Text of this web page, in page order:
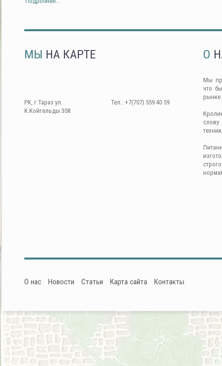
МЫ НА КАРТЕ
РК, г.Тараз ул.
К.Койгельды 308
Тел.: +7(707) 559 40 59
О
Мы
что
рынке
О нас Новости Статьи Карта сайта Контакты